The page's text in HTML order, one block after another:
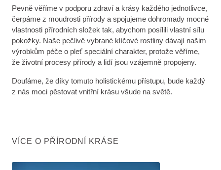
Pevně věříme v podporu zdraví a krásy každého jednotlivce,
čerpáme z moudrosti přírody a spojujeme dohromady mocné
vlastnosti přírodních složek tak, abychom posílili vlastní sílu
pokožky. Naše pečlivě vybrané klíčové rostliny dávají našim
výrobkům péče o pleť speciální charakter, protože věříme,
že životní procesy přírody a lidí jsou vzájemně propojeny.
Doufáme, že díky tomuto holistickému přístupu, bude každý
z nás moci pěstovat vnitřní krásu všude na světě.
VÍCE O PŘÍRODNÍ KRÁSE